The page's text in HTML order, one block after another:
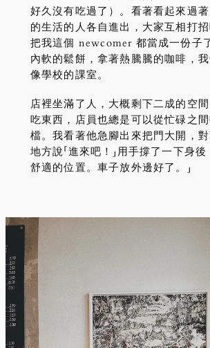
好久沒有吃過了）。看著看起來過
的生活的人各自進出，大家互相打
把我這個 newcomer 都當成一份子
內軟的鬆餅，拿著熱騰騰的咖啡，
像學校的課室。
店裡坐滿了人，大概剩下二成的空
吃東西，店員也總是可以從忙碌之
檔。我看著他急腳出來把門大開，
地方說「進來吧！」用手撐了一下身後
舒適的位置。車子放外邊好了。」